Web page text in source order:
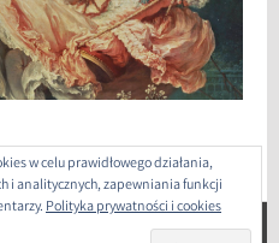
w celu prawidłowego działania,
i analitycznych, zapewniania funkcji
Polityka prywatności i cookies